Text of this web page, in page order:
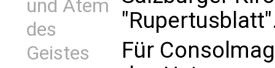
und Atem
des
Geistes
Für